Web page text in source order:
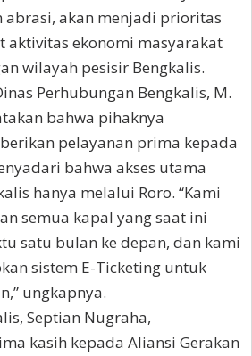
abrasi, akan menjadi prioritas
aktivitas ekonomi masyarakat
wilayah pesisir Bengkalis.
Perhubungan Bengkalis, M.
bahwa pihaknya
pelayanan prima kepada
bahwa akses utama
hanya melalui Roro. “Kami
semua kapal yang saat ini
satu bulan ke depan, dan kami
sistem E-Ticketing untuk
ungkapnya.
Septian Nugraha,
kasih kepada Aliansi Gerakan